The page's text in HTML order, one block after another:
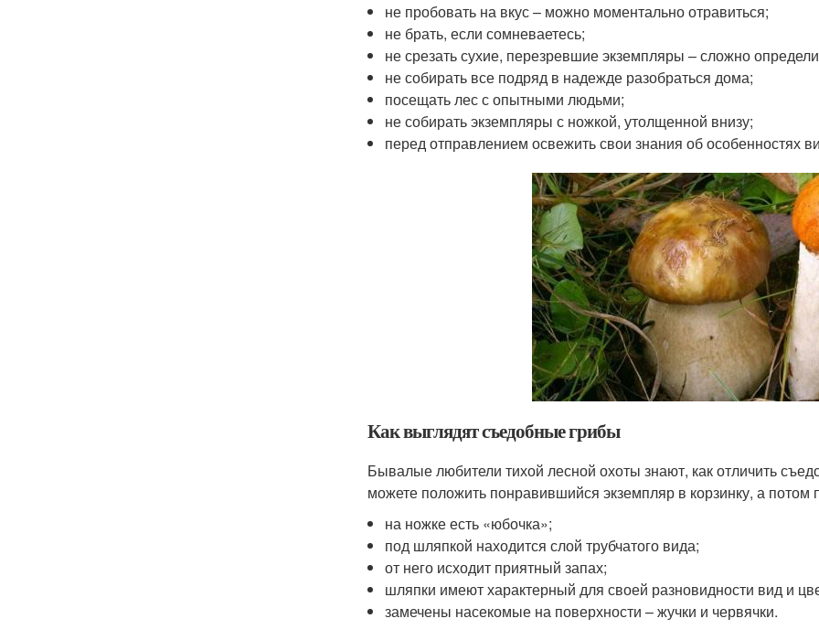
не пробовать на вкус – можно моментально отравиться;
не брать, если сомневаетесь;
не срезать сухие, перезревшие экземпляры – сложно
не собирать все подряд в надежде разобраться дома;
посещать лес с опытными людьми;
не собирать экземпляры с ножкой, утолщенной внизу;
перед отправлением освежить свои знания об особенностях
Как выглядят съедобные грибы
Бывалые любители тихой лесной охоты знают, как отличить
можете положить понравившийся экземпляр в корзинку, а потом
на ножке есть «юбочка»;
под шляпкой находится слой трубчатого вида;
от него исходит приятный запах;
шляпки имеют характерный для своей разновидности вид и
замечены насекомые на поверхности – жучки и червячки.